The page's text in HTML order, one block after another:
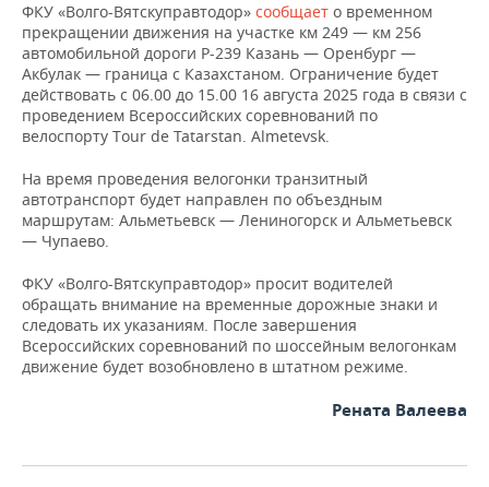
ВОЛЕЙБОЛ
КИБЕРСПОРТ
ФИГУРНОЕ КАТАНИЕ
ВОДНЫЕ ВИДЫ СПОРТА
ХОККЕЙ С МЯЧОМ
ИСТОРИЯ
КУЛЬТУРА
МЕДИЦИНА
ОБРАЗОВАНИЕ
ПРОИСШЕСТВИЯ
СПИСОК ПЕРСОН
СПИСОК КОМПАНИЙ
ПОЛНАЯ ВЕРСИЯ
ФКУ «Волго-Вятскуправтодор» сообщает о временном
прекращении движения на участке км 249 — км 256
автомобильной дороги Р-239 Казань — Оренбург —
Акбулак — граница с Казахстаном. Ограничение будет
действовать с 06.00 до 15.00 16 августа 2025 года в связи с
проведением Всероссийских соревнований по
велоспорту Tour de Tatarstan. Almetevsk.
На время проведения велогонки транзитный
автотранспорт будет направлен по объездным
маршрутам: Альметьевск — Лениногорск и Альметьевск
— Чупаево.
ФКУ «Волго-Вятскуправтодор» просит водителей
обращать внимание на временные дорожные знаки и
следовать их указаниям. После завершения
Всероссийских соревнований по шоссейным велогонкам
движение будет возобновлено в штатном режиме.
Рената Валеева